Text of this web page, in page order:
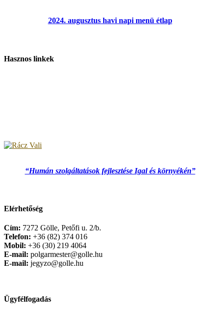
2024. augusztus havi napi menü étlap
Hasznos linkek
“Humán szolgáltatások fejlesztése Igal és környékén”
Elérhetőség
Cím: 7272 Gölle, Petőfi u. 2/b.
Telefon: +36 (82) 374 016
Mobil: +36 (30) 219 4064
E-mail: polgarmester@golle.hu
E-mail: jegyzo@golle.hu
Ügyfélfogadás